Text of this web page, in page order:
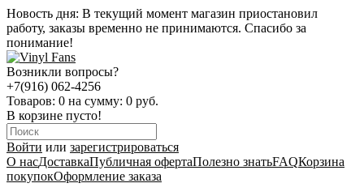
Новость дня: В текущий момент магазин приостановил
работу, заказы временно не принимаются. Спасибо за
понимание!
Возникли вопросы?
+7(916) 062-4256
Товаров: 0 на сумму: 0 руб.
В корзине пусто!
Войти или зарегистрироваться
О насДоставкаПубличная офертаПолезно знатьFAQКорзина
покупокОформление заказа